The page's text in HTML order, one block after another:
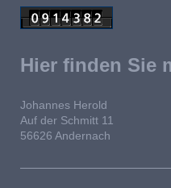
Hier finden Sie
Johannes Herold
Auf der Schmitt 11
56626 Andernach